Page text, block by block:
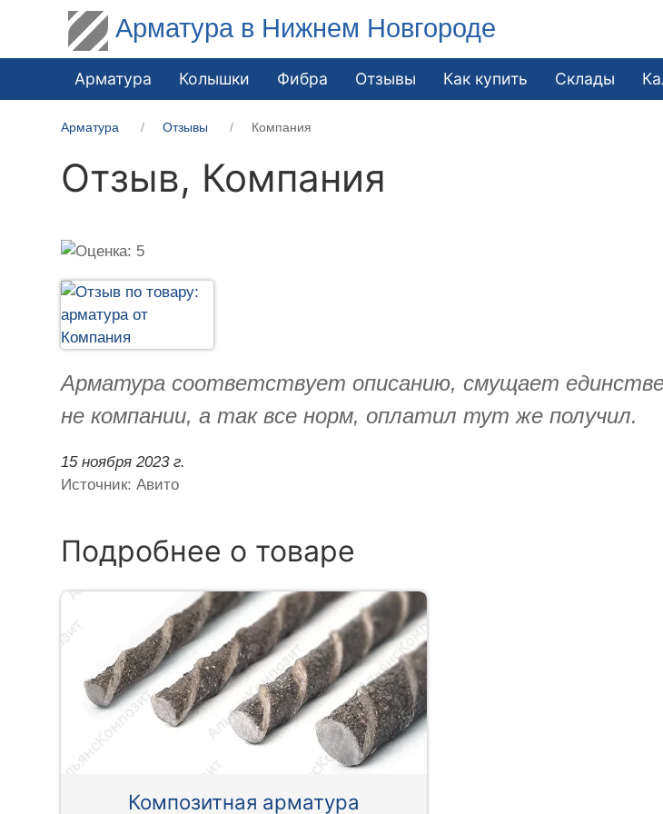
Арматура в Нижнем Новгороде
Арматура Колышки Фибра Отзывы Как купить Склады
Арматура Отзывы Компания
Отзыв, Компания
Арматура соответствует описанию, смущает
не компании, а так все норм, оплатил тут же получил.
15 ноября 2023 г.
Источник: Авито
Подробнее о товаре
Композитная арматура